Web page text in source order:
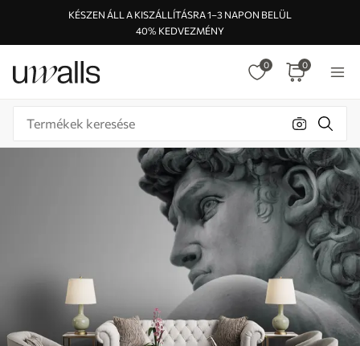
KÉSZEN ÁLL A KISZÁLLÍTÁSRA 1–3 NAPON BELÜL
40% KEDVEZMÉNY
0 0